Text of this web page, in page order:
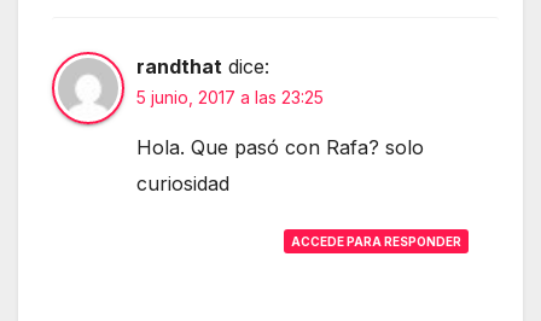
randthat dice:
5 junio, 2017 a las 23:25
Hola. Que pasó con Rafa? solo
curiosidad
ACCEDE PARA RESPONDER